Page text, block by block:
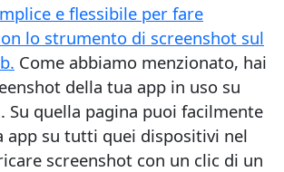
e flessibile per fare
lo strumento di screenshot sul
Come abbiamo menzionato, hai
della tua app in uso su
Su quella pagina puoi facilmente
app su tutti quei dispositivi nel
screenshot con un clic di un